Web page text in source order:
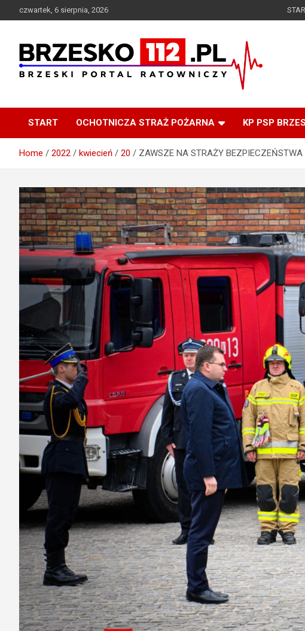
to
czwartek, 6 sierpnia, 2026
BRZESKO112.pl
START OCHOTNICZA STRAŻ POŻARNA KP PSP
Home 2022 kwiecień 20 ZAWSZE NA STRAŻY